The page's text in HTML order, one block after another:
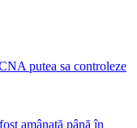
putea sa controleze
amânată până în